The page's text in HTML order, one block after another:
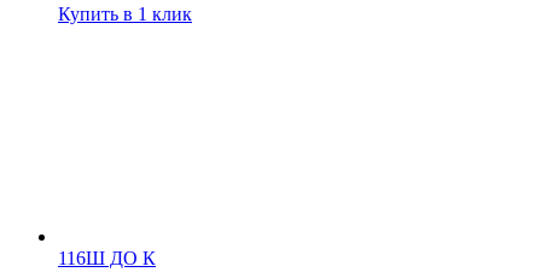
Купить в 1 клик
116Ш ДО К